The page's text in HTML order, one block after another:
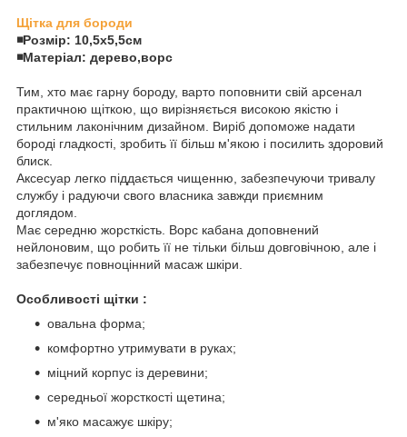
Щітка для бороди
◾️Розмір: 10,5х5,5см
◾️Матеріал: дерево,ворс
Тим, хто має гарну бороду, варто поповнити свій арсенал
практичною щіткою, що вирізняється високою якістю і
стильним лаконічним дизайном. Виріб допоможе надати
бороді гладкості, зробить її більш м'якою і посилить здоровий
блиск.
Аксесуар легко піддається чищенню, забезпечуючи тривалу
службу і радуючи свого власника завжди приємним
доглядом.
Має середню жорсткість. Ворс кабана доповнений
нейлоновим, що робить її не тільки більш довговічною, але і
забезпечує повноцінний масаж шкіри.
Особливості щітки :
овальна форма;
комфортно утримувати в руках;
міцний корпус із деревини;
середньої жорсткості щетина;
м'яко масажує шкіру;